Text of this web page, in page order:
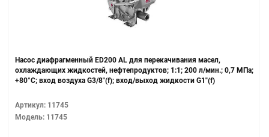
Насос диафрагменный ЕD200 AL для перекачивания масел,
охлаждающих жидкостей, нефтепродуктов; 1:1; 200 л/мин.; 0,7 МПа;
+80°С; вход воздуха G3/8"(f); вход/выход жидкости G1"(f)
Артикул: 11745
Модель: 11745